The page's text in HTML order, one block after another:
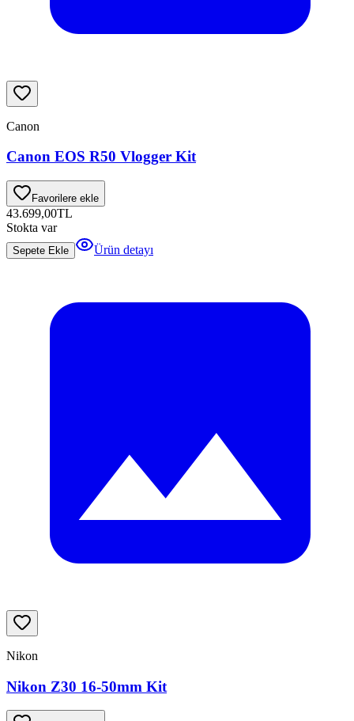
Canon
Canon EOS R50 Vlogger Kit
Favorilere ekle
43.699,00TL
Stokta var
Sepete Ekle Ürün detayı
Nikon
Nikon Z30 16-50mm Kit